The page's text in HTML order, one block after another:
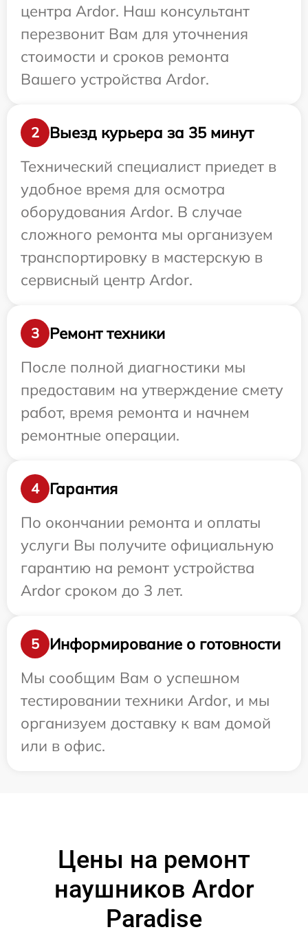
центра Ardor. Наш консультант
перезвонит Вам для уточнения
стоимости и сроков ремонта
Вашего устройства Ardor.
2
Выезд курьера за 35 минут
Технический специалист приедет в
удобное время для осмотра
оборудования Ardor. В случае
сложного ремонта мы организуем
транспортировку в мастерскую в
сервисный центр Ardor.
3
Ремонт техники
После полной диагностики мы
предоставим на утверждение смету
работ, время ремонта и начнем
ремонтные операции.
4
Гарантия
По окончании ремонта и оплаты
услуги Вы получите официальную
гарантию на ремонт устройства
Ardor сроком до 3 лет.
5
Информирование о готовности
Мы сообщим Вам о успешном
тестировании техники Ardor, и мы
организуем доставку к вам домой
или в офис.
Цены на ремонт
наушников Ardor
Paradise